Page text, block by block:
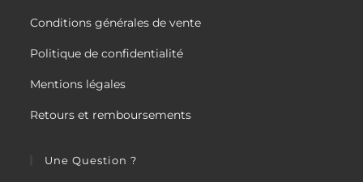
Conditions générales de vente
Politique de confidentialité
Mentions légales
Retours et remboursements
Une Question ?